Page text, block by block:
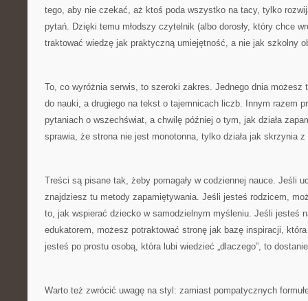
tego, aby nie czekać, aż ktoś poda wszystko na tacy, tylko
pytań. Dzięki temu młodszy czytelnik (albo dorosły, który chce
traktować wiedzę jak praktyczną umiejętność, a nie jak szkolny
To, co wyróżnia serwis, to szeroki zakres. Jednego dnia możesz
do nauki, a drugiego na tekst o tajemnicach liczb. Innym razem
pytaniach o wszechświat, a chwilę później o tym, jak działa
sprawia, że strona nie jest monotonna, tylko działa jak skrzynia z
Treści są pisane tak, żeby pomagały w codziennej nauce. Jeśli
znajdziesz tu metody zapamiętywania. Jeśli jesteś rodzicem,
to, jak wspierać dziecko w samodzielnym myśleniu. Jeśli jesteś
edukatorem, możesz potraktować stronę jak bazę inspiracji,
jesteś po prostu osobą, która lubi wiedzieć „dlaczego”, to
Warto też zwrócić uwagę na styl: zamiast pompatycznych